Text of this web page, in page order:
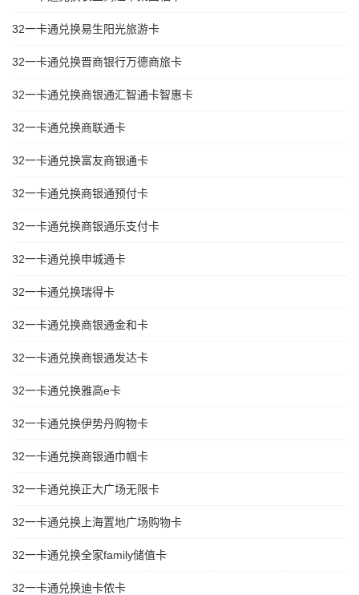
32一卡通兑换易生阳光旅游卡
32一卡通兑换晋商银行万德商旅卡
32一卡通兑换商银通汇智通卡智惠卡
32一卡通兑换商联通卡
32一卡通兑换富友商银通卡
32一卡通兑换商银通预付卡
32一卡通兑换商银通乐支付卡
32一卡通兑换申城通卡
32一卡通兑换瑞得卡
32一卡通兑换商银通金和卡
32一卡通兑换商银通发达卡
32一卡通兑换雅高e卡
32一卡通兑换伊势丹购物卡
32一卡通兑换商银通巾帼卡
32一卡通兑换正大广场无限卡
32一卡通兑换上海置地广场购物卡
32一卡通兑换全家family储值卡
32一卡通兑换迪卡侬卡